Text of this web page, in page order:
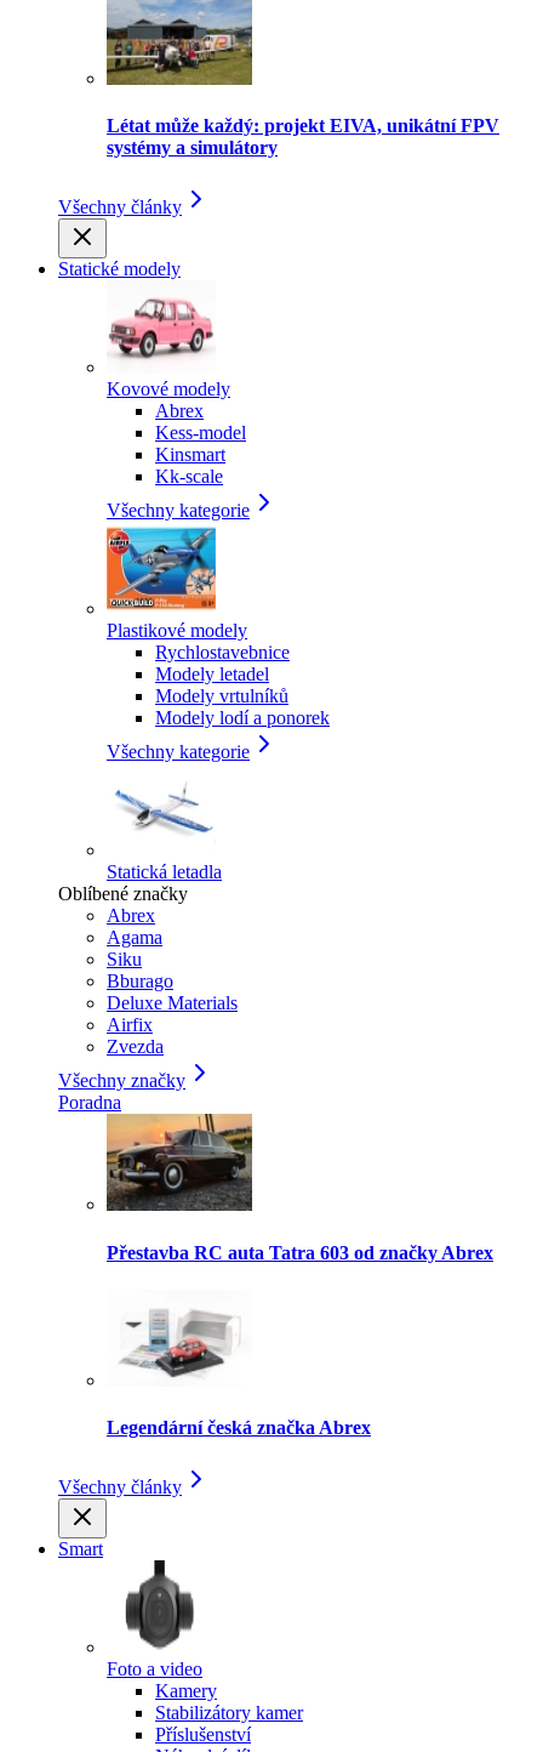
Létat může každý: projekt EIVA, unikátní FPV
systémy a simulátory
Všechny články
Statické modely
Kovové modely
Abrex
Kess-model
Kinsmart
Kk-scale
Všechny kategorie
Plastikové modely
Rychlostavebnice
Modely letadel
Modely vrtulníků
Modely lodí a ponorek
Všechny kategorie
Statická letadla
Oblíbené značky
Abrex
Agama
Siku
Bburago
Deluxe Materials
Airfix
Zvezda
Všechny značky
Poradna
Přestavba RC auta Tatra 603 od značky Abrex
Legendární česká značka Abrex
Všechny články
Smart
Foto a video
Kamery
Stabilizátory kamer
Příslušenství